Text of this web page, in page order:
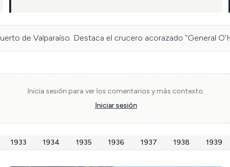
de Valparaíso. Destaca el crucero acorazado "General
Inicia sesión para ver los comentarios y más contexto.
Iniciar sesión
1933 1934 1935 1936 1937 1938 1939